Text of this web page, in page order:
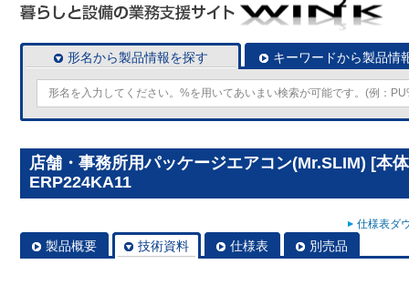
形名から製品情報を探す キーワードから製品情
店舗・事務所用パッケージエアコン(Mr.SLIM) [本
ERP224KA11
仕様表ダ
製品概要 技術資料 仕様表 別売品